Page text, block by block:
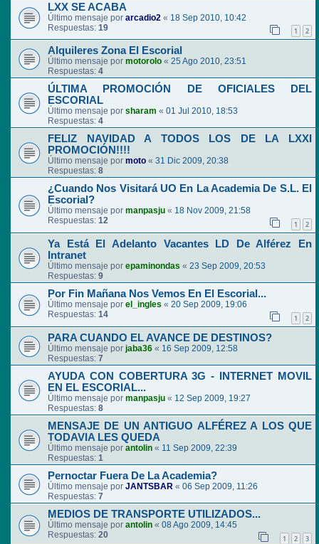
LXX SE ACABA
Último mensaje por arcadio2 « 18 Sep 2010, 10:42
Respuestas: 19 1 2
Alquileres Zona El Escorial
Último mensaje por motorolo « 25 Ago 2010, 23:51
Respuestas: 4
ÚLTIMA PROMOCIÓN DE OFICIALES DEL
ESCORIAL
Último mensaje por sharam « 01 Jul 2010, 18:53
Respuestas: 4
FELIZ NAVIDAD A TODOS LOS DE LA LXXI
PROMOCIÓN!!!!
Último mensaje por moto « 31 Dic 2009, 20:38
Respuestas: 8
¿Cuando Nos Visitará UO En La Academia De S.L. El
Escorial?
Último mensaje por manpasju « 18 Nov 2009, 21:58
Respuestas: 12 1 2
Ya Está El Adelanto Vacantes LD De Alférez En
Intranet
Último mensaje por epaminondas « 23 Sep 2009, 20:53
Respuestas: 9
Por Fin Mañana Nos Vemos En El Escorial...
Último mensaje por el_ingles « 20 Sep 2009, 19:06
Respuestas: 14 1 2
PARA CUANDO EL AVANCE DE DESTINOS?
Último mensaje por jaba36 « 16 Sep 2009, 12:58
Respuestas: 7
AYUDA CON COBERTURA 3G - INTERNET MOVIL
EN EL ESCORIAL...
Último mensaje por manpasju « 12 Sep 2009, 19:27
Respuestas: 8
MENSAJE DE UN ANTIGUO ALFÉREZ A LOS QUE
TODAVIA LES QUEDA
Último mensaje por antolin « 11 Sep 2009, 22:39
Respuestas: 1
Pernoctar Fuera De La Academia?
Último mensaje por JANTSBAR « 06 Sep 2009, 11:26
Respuestas: 7
MEDIOS DE TRANSPORTE UTILIZADOS...
Último mensaje por antolin « 08 Ago 2009, 14:45
Respuestas: 20 1 2 3